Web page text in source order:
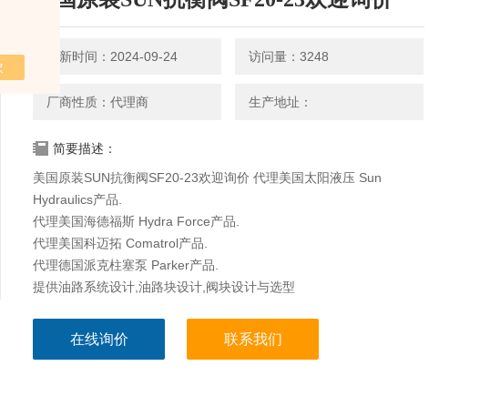
更新时间：2024-09-24 访问量：3248
厂商性质：代理商 生产地址：
简要描述：
美国原装SUN抗衡阀SF20-23欢迎询价 代理美国太阳液压 Sun
Hydraulics产品.
代理美国海德福斯 Hydra Force产品.
代理美国科迈拓 Comatrol产品.
代理德国派克柱塞泵 Parker产品.
提供油路系统设计,油路块设计,阀块设计与选型
在线询价 联系我们